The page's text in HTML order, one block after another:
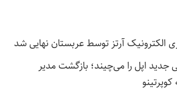
جدید اپل را می‌چیند؛ بازگشت مدیر